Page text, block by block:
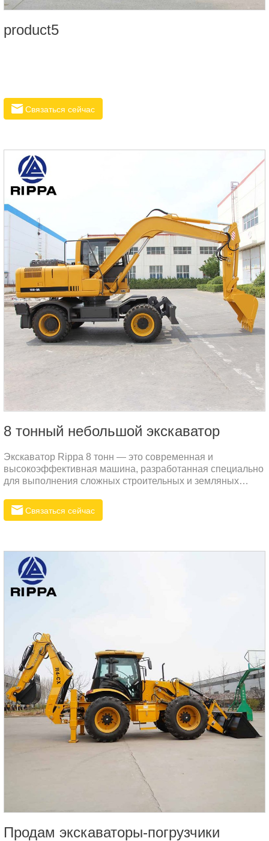
product5
Связаться сейчас
8 тонный небольшой экскаватор
Экскаватор Rippa 8 тонн — это современная и
высокоэффективная машина, разработанная специально
для выполнения сложных строительных и земляных
Связаться сейчас
Продам экскаваторы-погрузчики